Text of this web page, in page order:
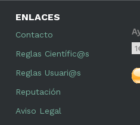
ENLACES
Contacto
Reglas Científic@s
Reglas Usuari@s
Reputación
Aviso Legal